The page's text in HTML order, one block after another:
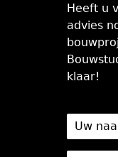
Heeft u
advies
klaar!